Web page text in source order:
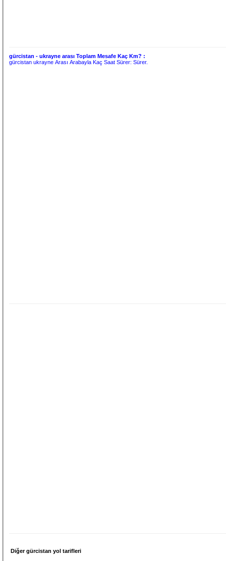
gürcistan - ukrayne arası Toplam Mesafe Kaç Km? :
gürcistan ukrayne Arası Arabayla Kaç Saat Sürer:Sürer.
Diğer gürcistan yol tarifleri